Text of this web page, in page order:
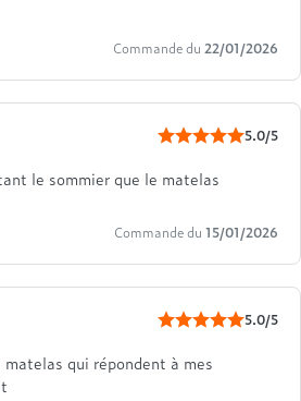
Commande du 22/01/2026
5.0/5
le sommier que le matelas
Commande du 15/01/2026
5.0/5
qui répondent à mes